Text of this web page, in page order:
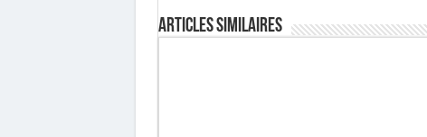
Articles similaires